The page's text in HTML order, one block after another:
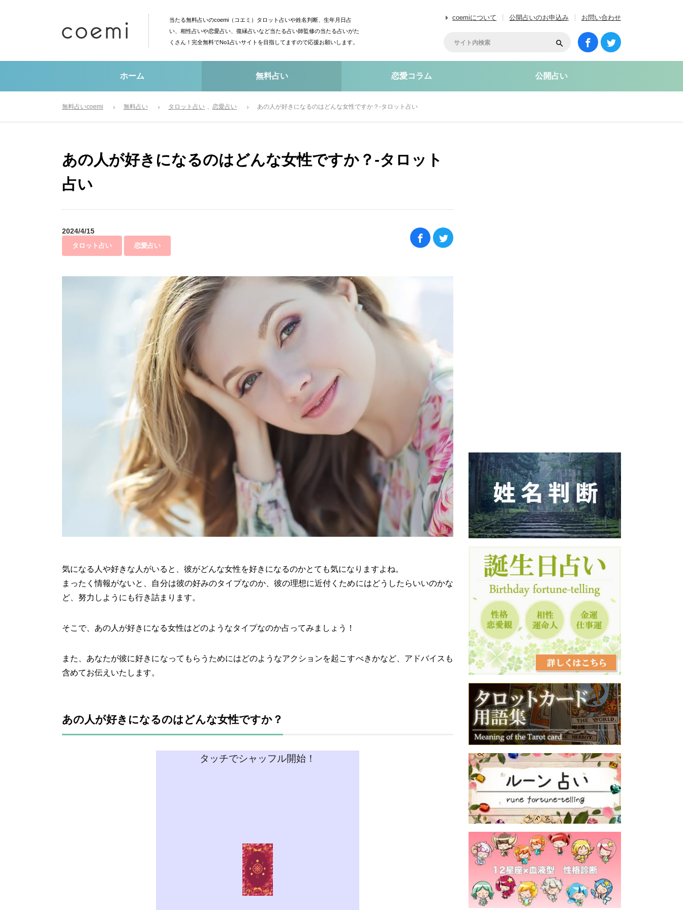
当たる無料占いのcoemi（コエミ）タロット占いや姓名判断、生年月日占
い、相性占いや恋愛占い、復縁占いなど当たる占い師監修の当たる占いがた
くさん！完全無料でNo1占いサイトを目指してますので応援お願いします。
coemiについて 公開占いのお申込み お問い合わせ
ホーム 無料占い 恋愛コラム 公開占い
無料占いcoemi 無料占い タロット占い 恋愛占い あの人が好きになるのはどんな女性ですか？-タロット占い
あの人が好きになるのはどんな女性ですか？-タロット
占い
2024/4/15
タロット占い 恋愛占い
気になる人や好きな人がいると、彼がどんな女性を好きになるのかとても気になりますよね。
まったく情報がないと、自分は彼の好みのタイプなのか、彼の理想に近付くためにはどうしたらいいのかな
ど、努力しようにも行き詰まります。
そこで、あの人が好きになる女性はどのようなタイプなのか占ってみましょう！
また、あなたが彼に好きになってもらうためにはどのようなアクションを起こすべきかなど、アドバイスも
含めてお伝えいたします。
あの人が好きになるのはどんな女性ですか？
タッチでシャッフル開始！